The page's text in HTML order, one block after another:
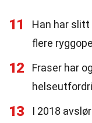
11
Han har slitt
flere
12
Fraser har
13
I 2018